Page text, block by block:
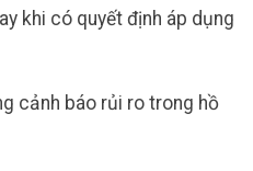
khi có quyết định áp dụng
cảnh báo rủi ro trong hồ